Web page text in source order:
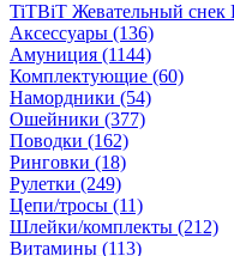
TiTBiT Жевательный снек
Аксессуары (136)
Амуниция (1144)
Комплектующие (60)
Намордники (54)
Ошейники (377)
Поводки (162)
Ринговки (18)
Рулетки (249)
Цепи/тросы (11)
Шлейки/комплекты (212)
Витамины (113)